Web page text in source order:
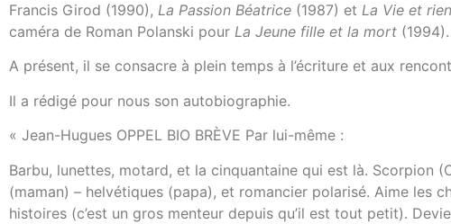
Francis Girod (1990), La Passion Béatrice (1987) et La Vie et
caméra de Roman Polanski pour La Jeune fille et la mort (1994).
A présent, il se consacre à plein temps à l’écriture et aux
Il a rédigé pour nous son autobiographie.
« Jean-Hugues OPPEL BIO BRÈVE Par lui-même :
Barbu, lunettes, motard, et la cinquantaine qui est là. Scorpion
(maman) – helvétiques (papa), et romancier polarisé. Aime les
histoires (c’est un gros menteur depuis qu’il est tout petit).